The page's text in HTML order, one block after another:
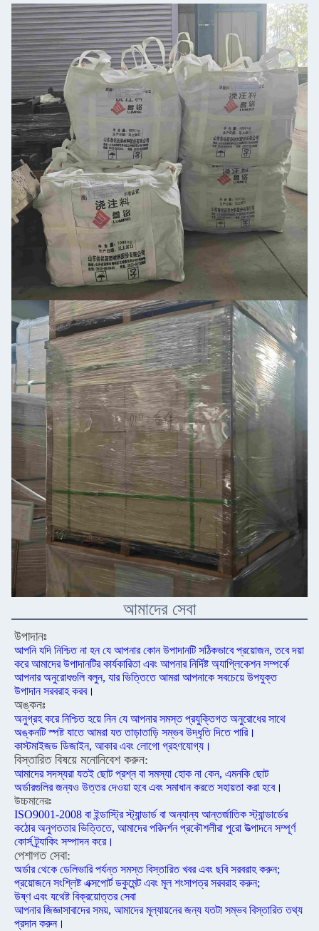
আমাদের সেবা
উপাদানঃ
আপনি যদি নিশ্চিত না হন যে আপনার কোন উপাদানটি সঠিকভাবে প্রয়োজন, তবে দয়া
করে আমাদের উপাদানটির কার্যকারিতা এবং আপনার নির্দিষ্ট অ্যাপ্লিকেশন সম্পর্কে
আপনার অনুরোধগুলি বলুন, যার ভিত্তিতে আমরা আপনাকে সবচেয়ে উপযুক্ত
উপাদান সরবরাহ করব।
অঙ্কনঃ
অনুগ্রহ করে নিশ্চিত হয়ে নিন যে আপনার সমস্ত প্রযুক্তিগত অনুরোধের সাথে
অঙ্কনটি স্পষ্ট যাতে আমরা যত তাড়াতাড়ি সম্ভব উদ্ধৃতি দিতে পারি।
কাস্টমাইজড ডিজাইন, আকার এবং লোগো গ্রহণযোগ্য।
বিস্তারিত বিষয়ে মনোনিবেশ করুন:
আমাদের সদস্যরা যতই ছোট প্রশ্ন বা সমস্যা হোক না কেন, এমনকি ছোট
অর্ডারগুলির জন্যও উত্তর দেওয়া হবে এবং সমাধান করতে সহায়তা করা হবে।
উচ্চমানেরঃ
ISO9001-2008 বা ইন্ডাস্ট্রি স্ট্যান্ডার্ড বা অন্যান্য আন্তর্জাতিক স্ট্যান্ডার্ডের
কঠোর অনুগততার ভিত্তিতে, আমাদের পরিদর্শন প্রকৌশলীরা পুরো উত্পাদনে সম্পূর্ণ
কোর্স ট্র্যাকিং সম্পাদন করে।
পেশাগত সেবা:
অর্ডার থেকে ডেলিভারি পর্যন্ত সমস্ত বিস্তারিত খবর এবং ছবি সরবরাহ করুন;
প্রয়োজনে সংশ্লিষ্ট এক্সপোর্ট ডকুমেন্ট এবং মূল শংসাপত্র সরবরাহ করুন;
উষ্ণ এবং যথেষ্ট বিক্রয়োত্তর সেবা
আপনার জিজ্ঞাসাবাদের সময়, আমাদের মূল্যায়নের জন্য যতটা সম্ভব বিস্তারিত তথ্য
প্রদান করুন।